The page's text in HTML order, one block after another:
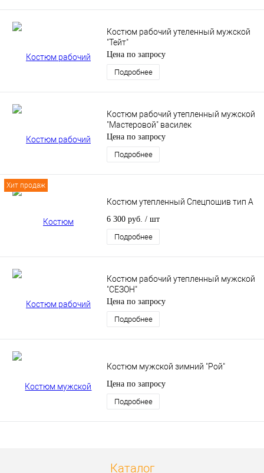
Костюм рабочий утеленный мужской
"Тейт"
Цена по запросу
Подробнее
Костюм рабочий утепленный мужской
"Мастеровой" василек
Цена по запросу
Подробнее
Хит продаж
Костюм утепленный Спецпошив тип А
6 300 руб. / шт
Подробнее
Костюм рабочий утепленный мужской
"СЕЗОН"
Цена по запросу
Подробнее
Костюм мужской зимний "Рой"
Цена по запросу
Подробнее
Каталог